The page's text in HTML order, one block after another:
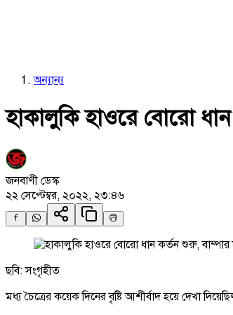
অন্যান্য
হাকালুকি হাওরে বোরো
জনবাণী ডেস্ক
২২ সেপ্টেম্বর, ২০২২, ২৩:৪৬
ছবি: সংগৃহীত
মধ্য চৈত্রের কয়েক দিনের বৃষ্টি আশীর্বাদ হয়ে দেখা